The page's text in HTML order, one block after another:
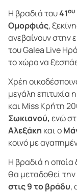
Η βραδιά του41ου
Ομορφιάς,
ανεβαίνουν στην
τουGalea Live
το χώρο να
Χρέη
μεγάλη
και MissΚρήτη
Σωκιανού, ενώ
Αλεξάκη και ο
κοινό με
Η βραδιά η οποία
θα μεταδοθεί
στις 9 το βράδυ,